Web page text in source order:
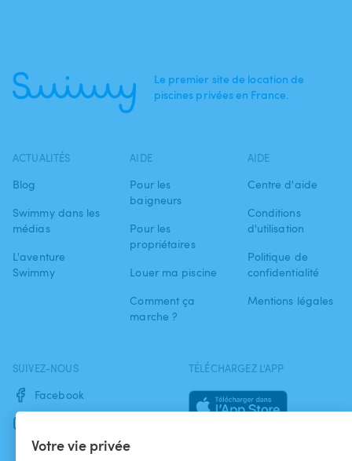
Votre vie privée
Le premier site de location de
piscines privées en France.
ACTUALITÉS
Blog
Swimmy dans les
médias
L'aventure
Swimmy
AIDE
Pour les
baigneurs
Pour les
propriétaires
Louer ma piscine
Comment ça
marche ?
AIDE
Centre d'aide
Conditions
d'utilisation
Politique de
confidentialité
Mentions légales
SUIVEZ-NOUS
Facebook
TÉLÉCHARGEZ L'APP